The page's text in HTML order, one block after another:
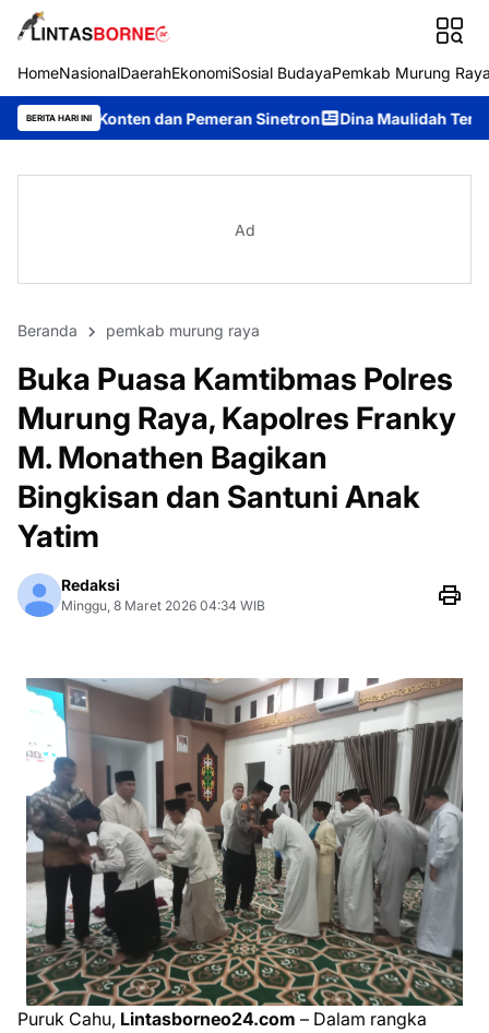
HomeNasionalDaerahEkonomiSosial BudayaPemkab Murung
BERITA HARI INI
dan Pemeran Sinetron Dina Maulidah Terpilih Aklamasi
Ad
Beranda pemkab murung raya
Buka Puasa Kamtibmas Polres
Murung Raya, Kapolres Franky
M. Monathen Bagikan
Bingkisan dan Santuni Anak
Yatim
Redaksi
Minggu, 8 Maret 2026 04:34 WIB
Puruk Cahu, Lintasborneo24.com – Dalam rangka